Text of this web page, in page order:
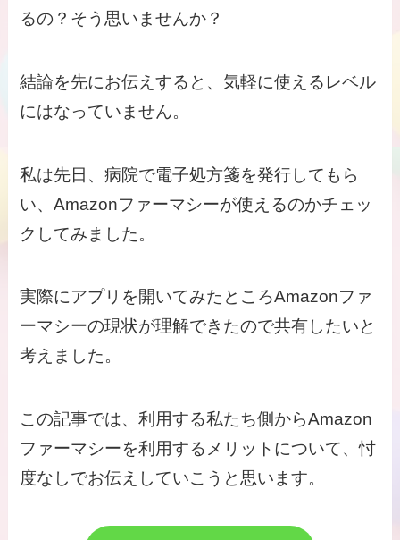
るの？そう思いませんか？
結論を先にお伝えすると、気軽に使えるレベル
にはなっていません。
私は先日、病院で電子処方箋を発行してもら
い、Amazonファーマシーが使えるのかチェッ
クしてみました。
実際にアプリを開いてみたところAmazonファ
ーマシーの現状が理解できたので共有したいと
考えました。
この記事では、利用する私たち側からAmazon
ファーマシーを利用するメリットについて、忖
度なしでお伝えしていこうと思います。